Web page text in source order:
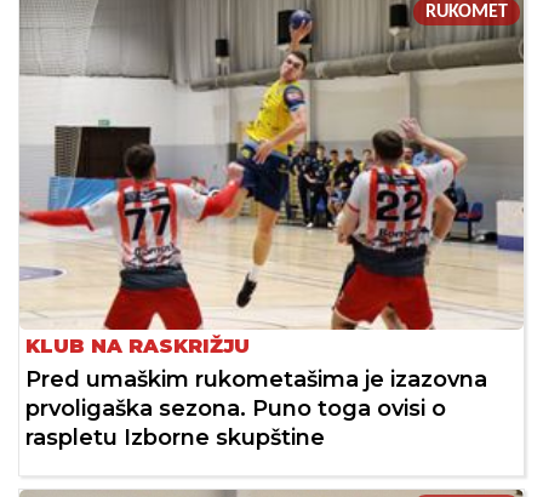
RUKOMET
KLUB NA RASKRIŽJU
Pred umaškim rukometašima je izazovna
prvoligaška sezona. Puno toga ovisi o
raspletu Izborne skupštine